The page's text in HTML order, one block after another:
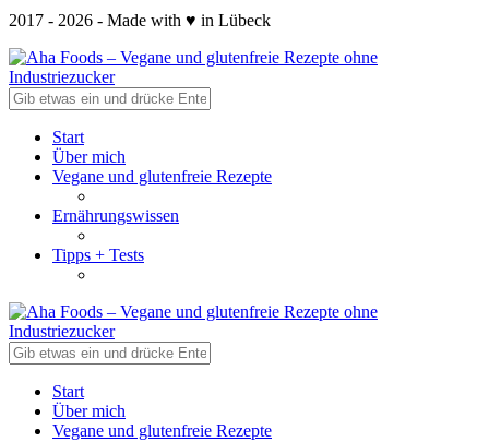
2017 - 2026 - Made with ♥ in Lübeck
Start
Über mich
Vegane und glutenfreie Rezepte
Ernährungswissen
Tipps + Tests
Start
Über mich
Vegane und glutenfreie Rezepte